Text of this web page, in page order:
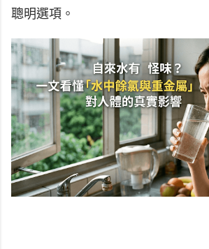
聰明選項。